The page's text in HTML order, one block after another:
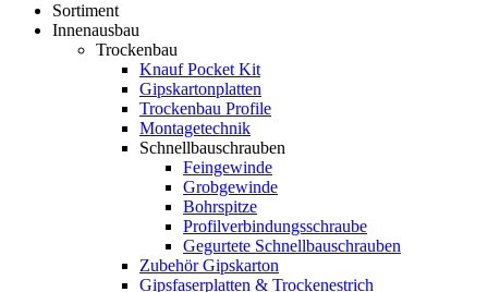
Sortiment
Innenausbau
Trockenbau
Knauf Pocket Kit
Gipskartonplatten
Trockenbau Profile
Montagetechnik
Schnellbauschrauben
Feingewinde
Grobgewinde
Bohrspitze
Profilverbindungsschraube
Gegurtete Schnellbauschrauben
Zubehör Gipskarton
Gipsfaserplatten & Trockenestrich